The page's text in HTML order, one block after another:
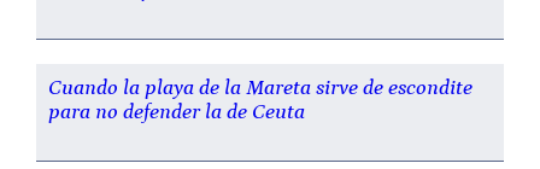
Cuando la playa de la Mareta sirve de escondite
para no defender la de Ceuta